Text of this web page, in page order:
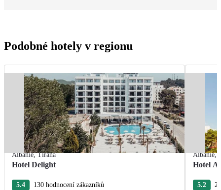
Podobné hotely v regionu
Albánie,Tirana
Hotel Delight
5.4
130 hodnocení zákazníků
Albánie,
Hotel
5.2